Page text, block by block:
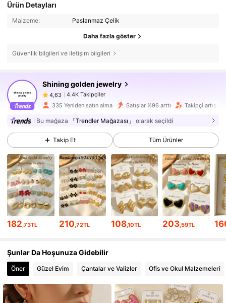
Ürün Detayları
Malzeme: Paslanmaz Çelik
Daha fazla göster
Güvenlik bilgileri ve iletişim bilgileri
Shining golden jewelry
4,63 4.4K Takipçiler
4,63 4.4K Takipçiler
4,63 4.4K Takipçiler
4,63 4.4K Takipçiler
4,63 4.4K Takipçiler
4,63 4.4K Takipçiler
4.4K Takipçiler
335 Yeniden satın alma Satışlar %96 arttı Takipçi artışı
Bu mağaza 「Trendler Mağazası」 olarak seçildi
Takip Et Tüm Ürünler
182,73TL 210,72TL 108,10TL 203,59TL
Şunlar Da Hoşunuza Gidebilir
Öner Güzel Evim Çantalar ve Valizler Ofis ve Okul Malzemeleri